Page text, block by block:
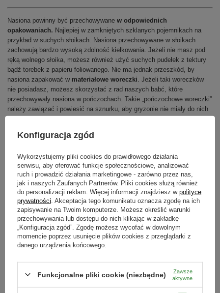
Nasiona powinny być przechowywane w odpowiednich
opakowaniach. Najlepiej w zamkniętych szklanych pojemnikach na
przykład w suchych słoikach. Nasiona przechowywane w słoikach
zachowują bardzo wysoką zdolność kiełkowania. Jeżeli nie masz pod
ręką wolnego słoika, możesz również użyć suchych pudełek z tektury
bądź torebek z papieru foliowanego. Nie ma jednak przeszkód, by
nasiona zapakować w materiałowe woreczki . Jeżeli taki woreczków
nie posiadasz, możesz skorzystać z rad naszych babć, które
przechowywały nasiona w pończochach. Takie „pończochowe woreczki”
należy zawiązać i powiesić na sznurku, aby gryzonie nie miały do nich
dostępu jesienią oraz zimą.
Nasiona należy zbieraćw pogodne, słoneczne dni.Najlepszą porą
dnia jest wczesne popołudnie. Mam wtedy pewność, że są osuszone z
rannej rosy a jednocześnie nie są wysuszone przez słońce. Nawet
jeżeli zaplanowałeś sobie, że właśnie dzisiejszego dnia będziesz zbierał
nasiona kwiatów, ale w nocy padał deszcz pamiętaj, aby tego nie robić,
ponieważ napęczniałe nasiona z pewnością zimując zgniją.
Obowiązkowo oznacz pojemniki . Przygotowane pojemnikipodpisz
nazwami nasion kwiatów, które do nich wsypałeś. Dzięki tak prostej
Konfiguracja zgód
Wykorzystujemy pliki cookies do prawidłowego działania
serwisu, aby oferować funkcje społecznościowe, analizować
ruch i prowadzić działania marketingowe - zarówno przez nas,
jak i naszych Zaufanych Partnerów. Pliki cookies służą również
do personalizacji reklam. Więcej informacji znajdziesz w polityce
prywatności . Akceptacja tego komunikatu oznacza zgodę na ich
zapisywanie na Twoim komputerze. Możesz określić warunki
przechowywania lub dostępu do nich klikając w zakładkę
„Konfiguracja zgód”. Zgodę możesz wycofać w dowolnym
momencie poprzez usunięcie plików cookies z przeglądarki z
danego urządzenia końcowego.
Funkcjonalne pliki cookie (niezbędne)
Zawsze
aktywne